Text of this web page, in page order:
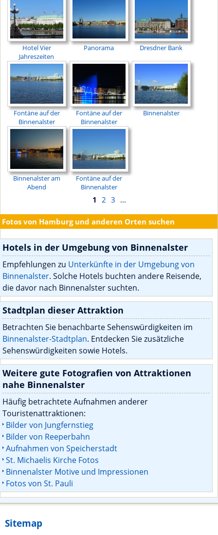
Hotel Vier
Jahreszeiten
Panorama Dresdner Bank
Fontäne auf der
Binnenalster
Fontäne auf der
Binnenalster
Binnenalster
Binnenalster am
Abend
Fontäne auf der
Binnenalster
1 2 3 ...
Fotos von Hamburg und anderen Orten suchen
Hotels in der Umgebung von Binnenalster
Empfehlungen zu Unterkünfte in der Umgebung von
Binnenalster. Solche Hotels buchten andere Reisende,
die davor nach Binnenalster suchten.
Stadtplan dieser Attraktion
Betrachten Sie benachbarte Sehenswürdigkeiten im
Binnenalster-Stadtplan. Entdecken Sie zusätzliche
Sehenswürdigkeiten sowie Hotels.
Weitere gute Fotografien von Attraktionen
nahe Binnenalster
Häufig betrachtete Aufnahmen anderer
Touristenattraktionen:
Bilder von Jungfernstieg
Bilder von Reeperbahn
Aufnahmen von Speicherstadt
St. Michaelis Kirche Fotos
Binnenalster Motive und Impressionen
Fotos von St. Pauli
Sitemap